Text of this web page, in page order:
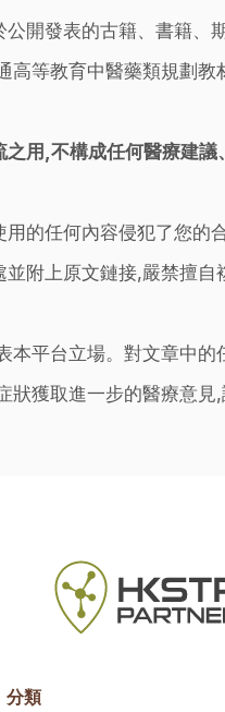
開發表的古籍、書籍、
高等教育中醫藥類規劃
用,不構成任何醫療建
的任何內容侵犯了您的
附上原文鏈接,嚴禁擅
平台立場。對文章中
狀獲取進一步的醫療意
分類